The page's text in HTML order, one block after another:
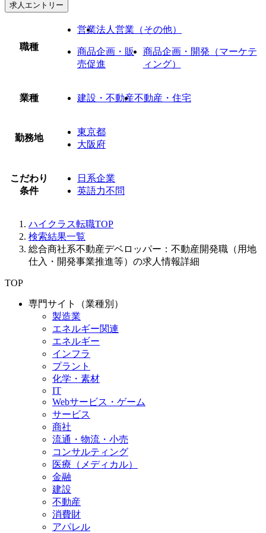
求人エントリー
職種
営業法人営業（その他）
商品企画・販
売促進
商品企画・開発（マーケテ
ィング）
業種 建設・不動産不動産・住宅
勤務地
東京都
大阪府
こだわり
条件
日系企業
英語力不問
ハイクラス転職TOP
検索結果一覧
総合商社系不動産デベロッパー：不動産開発職（用地
仕入・開発事業推進等）の求人情報詳細
TOP
専門サイト（業種別）
製造業
エネルギー関連
エネルギー
インフラ
プラント
化学・素材
IT
Webサービス・ゲーム
サービス
商社
流通・物流・小売
コンサルティング
医療（メディカル）
金融
建設
不動産
消費財
アパレル